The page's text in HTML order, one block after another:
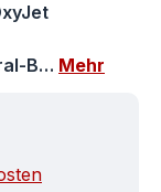
B… Mehr